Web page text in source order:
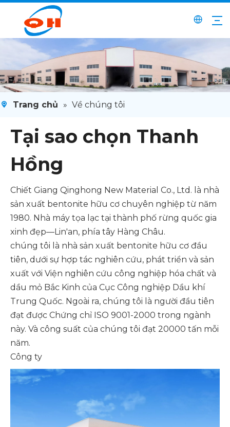
Trang chủ » Về chúng tôi
Tại sao chọn Thanh
Hồng
Chiết Giang Qinghong New Material Co., Ltd. là nhà
sản xuất bentonite hữu cơ chuyên nghiệp từ năm
1980. Nhà máy tọa lạc tại thành phố rừng quốc gia
xinh đẹp—Lin'an, phía tây Hàng Châu.
chúng tôi là nhà sản xuất bentonite hữu cơ đầu
tiên, dưới sự hợp tác nghiên cứu, phát triển và sản
xuất với Viện nghiên cứu công nghiệp hóa chất và
dầu mỏ Bắc Kinh của Cục Công nghiệp Dầu khí
Trung Quốc. Ngoài ra, chúng tôi là người đầu tiên
đạt được Chứng chỉ ISO 9001-2000 trong ngành
này. Và công suất của chúng tôi đạt 20000 tấn mỗi
năm.
Công ty